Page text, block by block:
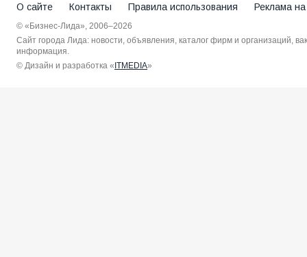
О сайте Контакты Правила использования Реклама
© «Бизнес-Лида», 2006–2026
Сайт города Лида: новости, объявления, каталог фирм и организаций,
информация.
© Дизайн и разработка « ITMEDIA»